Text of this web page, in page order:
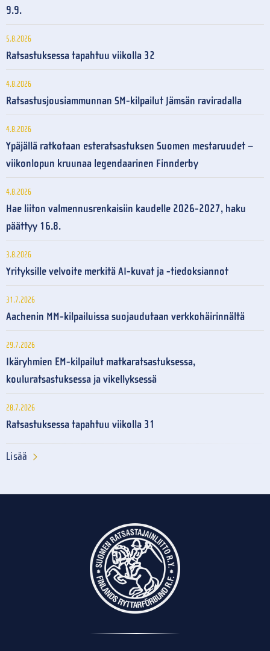
9.9.
5.8.2026
Ratsastuksessa tapahtuu viikolla 32
4.8.2026
Ratsastusjousiammunnan SM-kilpailut Jämsän raviradalla
4.8.2026
Ypäjällä ratkotaan esteratsastuksen Suomen mestaruudet –
viikonlopun kruunaa legendaarinen Finnderby
4.8.2026
Hae liiton valmennusrenkaisiin kaudelle 2026-2027, haku
päättyy 16.8.
3.8.2026
Yrityksille velvoite merkitä AI-kuvat ja -tiedoksiannot
31.7.2026
Aachenin MM-kilpailuissa suojaudutaan verkkohäirinnältä
29.7.2026
Ikäryhmien EM-kilpailut matkaratsastuksessa,
kouluratsastuksessa ja vikellyksessä
28.7.2026
Ratsastuksessa tapahtuu viikolla 31
Lisää